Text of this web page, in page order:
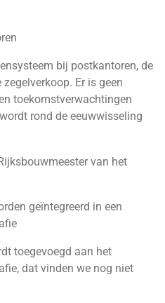
bij postkantoren, de
Er is geen
toekomstverwachtingen
rond de eeuwwisseling
van het
geïntegreerd in een
toegevoegd aan het
dat vinden we nog niet